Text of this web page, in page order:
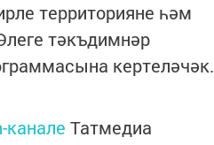
территорияне һәм
тәкъдимнәр
кертеләчәк.
канале Татмедиа